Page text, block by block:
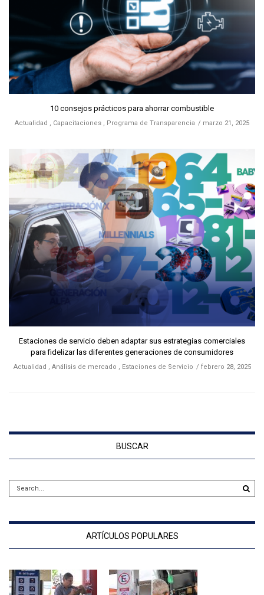
10 consejos prácticos para ahorrar combustible
Actualidad , Capacitaciones , Programa de Transparencia marzo 21, 2025
Estaciones de servicio deben adaptar sus estrategias comerciales
para fidelizar las diferentes generaciones de consumidores
Actualidad , Análisis de mercado , Estaciones de Servicio febrero 28, 2025
BUSCAR
ARTÍCULOS POPULARES